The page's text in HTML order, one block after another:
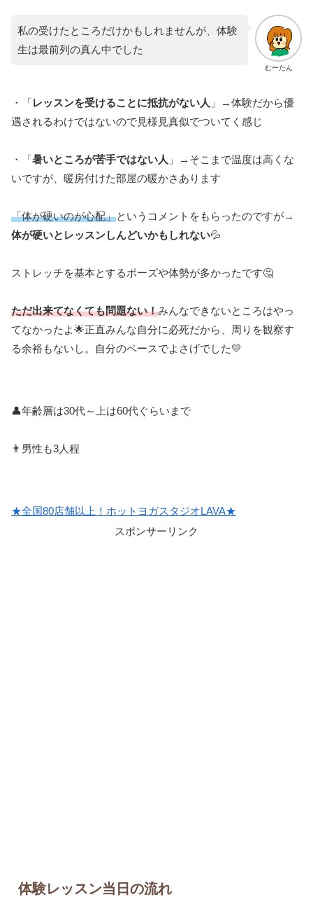
むーたん
私の受けたところだけかもしれませんが、体験
生は最前列の真ん中でした
・「レッスンを受けることに抵抗がない人 」→体験だから優
遇されるわけではないので見様見真似でついてく感じ
・「暑いところが苦手ではない人 」→そこまで温度は高くな
いですが、暖房付けた部屋の暖かさあります
「体が硬いのが心配」というコメントをもらったのですが→
体が硬いとレッスンしんどいかもしれない💦
ストレッチを基本とするポーズや体勢が多かったです🤔
ただ出来てなくても問題ない！みんなできないところはやっ
てなかったよ🌟正直みんな自分に必死だから、周りを観察す
る余裕もないし。自分のペースでよさげでした💛
👤年齢層は30代～上は60代ぐらいまで
👨男性も3人程
★全国80店舗以上！ホットヨガスタジオLAVA★
スポンサーリンク
体験レッスン当日の流れ